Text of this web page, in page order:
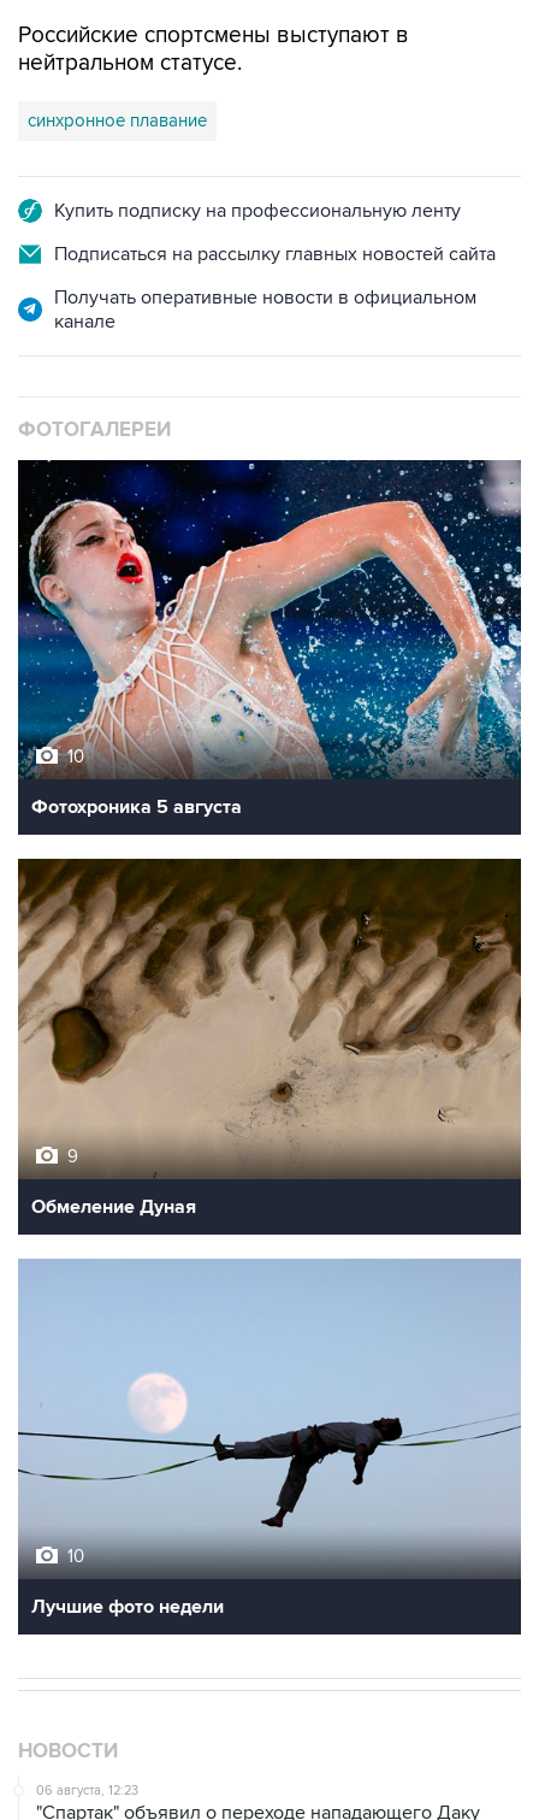
Российские спортсмены выступают в
нейтральном статусе.
синхронное плавание
Купить подписку на профессиональную ленту
Подписаться на рассылку главных новостей сайта
Получать оперативные новости в официальном
канале
ФОТОГАЛЕРЕИ
10
Фотохроника 5 августа
9
Обмеление Дуная
10
Лучшие фото недели
НОВОСТИ
06 августа, 12:23
"Спартак" объявил о переходе нападающего Даку